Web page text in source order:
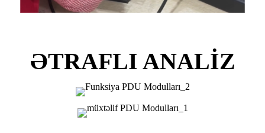
ƏTRAFLI ANALİZ